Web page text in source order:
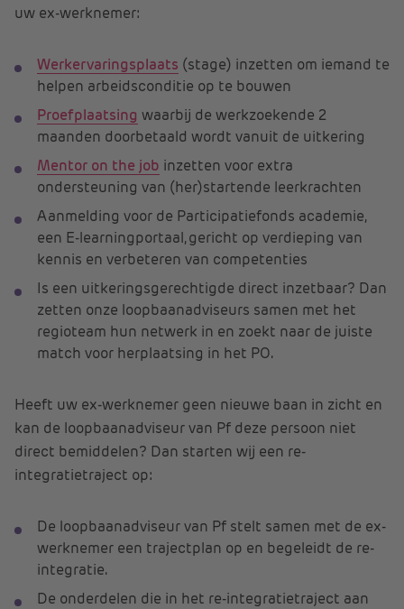
uw ex-werknemer:
Werkervaringsplaats (stage) inzetten om iemand te
helpen arbeidsconditie op te bouwen
Proefplaatsing waarbij de werkzoekende 2
maanden doorbetaald wordt vanuit de uitkering
Mentor on the job inzetten voor extra
ondersteuning van (her)startende leerkrachten
Aanmelding voor de Participatiefonds academie,
een E-learningportaal, ​gericht op verdieping van
kennis en verbeteren van competenties
Is een uitkeringsgerechtigde direct inzetbaar? Dan
zetten onze loopbaanadviseurs samen met het
regioteam hun netwerk in en zoekt naar de juiste
match voor herplaatsing in het PO.
Heeft uw ex-werknemer geen nieuwe baan in zicht en
kan de loopbaanadviseur van Pf deze persoon niet
direct bemiddelen? Dan starten wij een re-
integratietraject op:
De loopbaanadviseur van Pf stelt samen met de ex-
werknemer een trajectplan op en begeleidt de re-
integratie.
De onderdelen die in het re-integratietraject aan